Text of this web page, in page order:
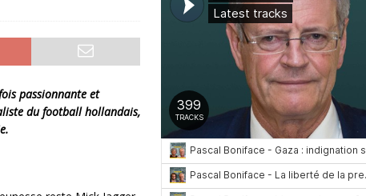
passionnante et
du football hollandais,